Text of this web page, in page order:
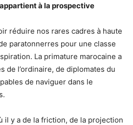
à la prospective
réduire nos rares cadres à haute
paratonnerres pour une classe
La primature marocaine a
de l’ordinaire, de diplomates du
de naviguer dans le
il y a de la friction, de la projection